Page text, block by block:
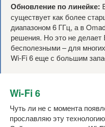
Обновление по линейке:
существует как более
диапазоном 6 ГГц, а в
решения. Но это не делает
бесполезными – для
Wi-Fi 6 еще с большим
Wi-Fi 6
Чуть ли не с момента
прославляю эту